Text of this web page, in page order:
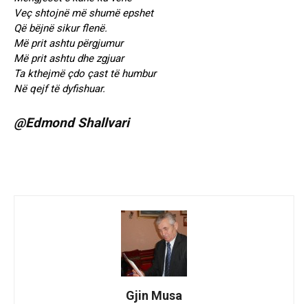
Veç shtojnë më shumë epshet
Që bëjnë sikur flenë.
Më prit ashtu përgjumur
Më prit ashtu dhe zgjuar
Ta kthejmë çdo çast të humbur
Në qejf të dyfishuar.
@Edmond Shallvari
Gjin Musa